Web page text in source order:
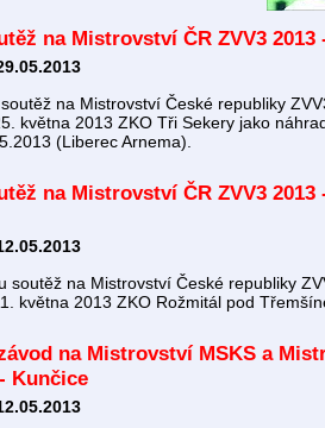
na Mistrovství ČR ZVV3 2013
na Mistrovství České republiky
května 2013 ZKO Tři Sekery jako
(Liberec Arnema).
na Mistrovství ČR ZVV3
soutěž na Mistrovství České republiky
května 2013 ZKO Rožmitál pod
na Mistrovství MSKS a
Kunčice